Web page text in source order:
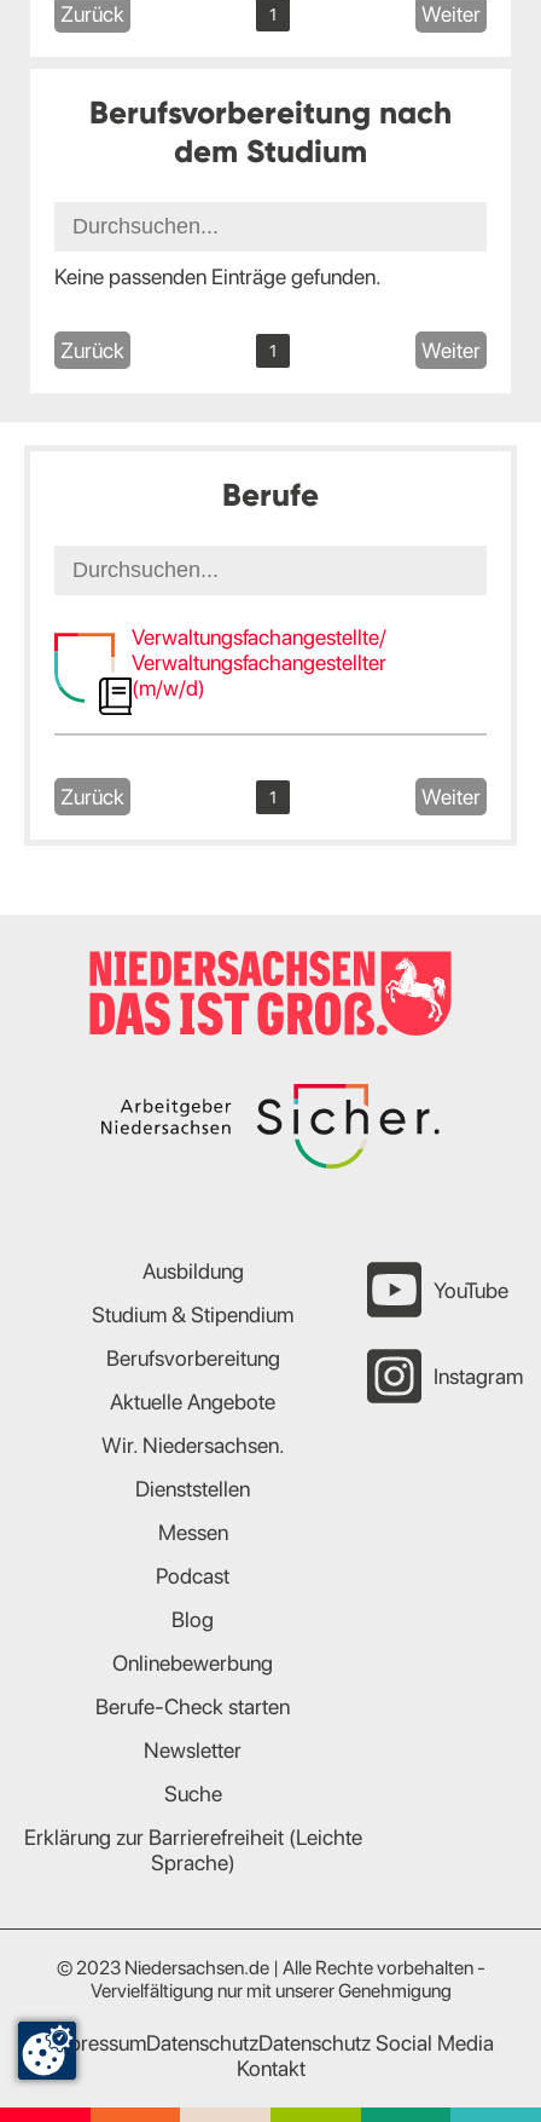
Zurück 1 Weiter
Berufsvorbereitung nach
dem Studium
Keine passenden Einträge gefunden.
Zurück 1 Weiter
Berufe
Verwaltungsfachangestellte/
Verwaltungsfachangestellter
(m/w/d)
Zurück 1 Weiter
Ausbildung
Studium & Stipendium
Berufsvorbereitung
Aktuelle Angebote
Wir. Niedersachsen.
Dienststellen
Messen
Podcast
Blog
Onlinebewerbung
Berufe-Check starten
Newsletter
Suche
Erklärung zur Barrierefreiheit (Leichte
Sprache)
YouTube
Instagram
© 2023 Niedersachsen.de | Alle Rechte vorbehalten -
Vervielfältigung nur mit unserer Genehmigung
ImpressumDatenschutzDatenschutz Social Media
Kontakt